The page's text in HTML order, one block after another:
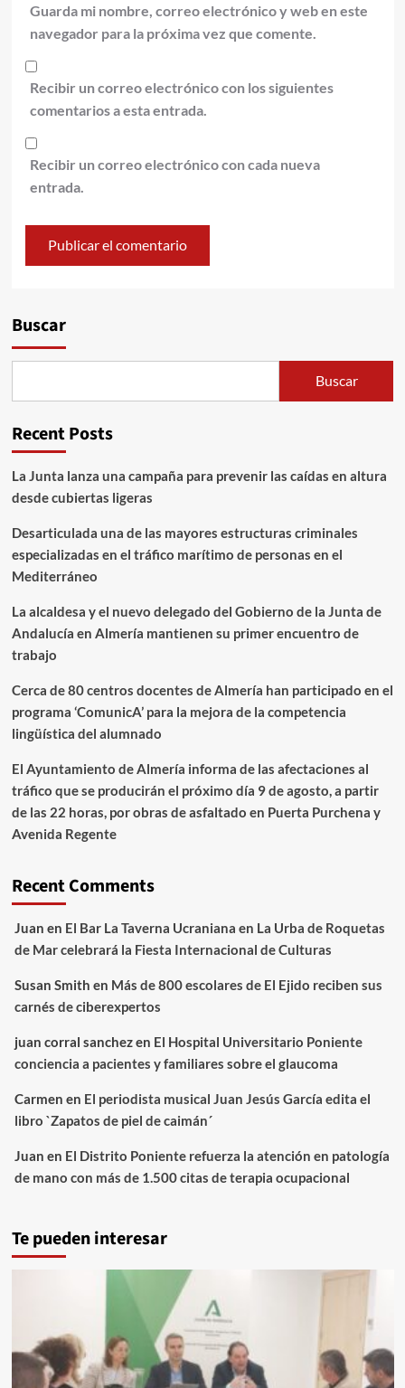
Guarda mi nombre, correo electrónico y web en este
navegador para la próxima vez que comente.
Recibir un correo electrónico con los siguientes
comentarios a esta entrada.
Recibir un correo electrónico con cada nueva
entrada.
Buscar
Buscar
Recent Posts
La Junta lanza una campaña para prevenir las caídas en altura
desde cubiertas ligeras
Desarticulada una de las mayores estructuras criminales
especializadas en el tráfico marítimo de personas en el
Mediterráneo
La alcaldesa y el nuevo delegado del Gobierno de la Junta de
Andalucía en Almería mantienen su primer encuentro de
trabajo
Cerca de 80 centros docentes de Almería han participado en el
programa ‘ComunicA’ para la mejora de la competencia
lingüística del alumnado
El Ayuntamiento de Almería informa de las afectaciones al
tráfico que se producirán el próximo día 9 de agosto, a partir
de las 22 horas, por obras de asfaltado en Puerta Purchena y
Avenida Regente
Recent Comments
Juan en El Bar La Taverna Ucraniana en La Urba de Roquetas
de Mar celebrará la Fiesta Internacional de Culturas
Susan Smith en Más de 800 escolares de El Ejido reciben sus
carnés de ciberexpertos
juan corral sanchezen El Hospital Universitario Poniente
conciencia a pacientes y familiares sobre el glaucoma
Carmen en El periodista musical Juan Jesús García edita el
libro `Zapatos de piel de caimán´
Juan en El Distrito Poniente refuerza la atención en patología
de mano con más de 1.500 citas de terapia ocupacional
Te pueden interesar